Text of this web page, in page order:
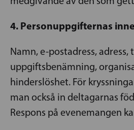
4. Personuppgifternas
Namn, e-postadress,
uppgiftsbenämning,
hinderslöshet. För
man också in deltagarnas
Respons på evenemangen